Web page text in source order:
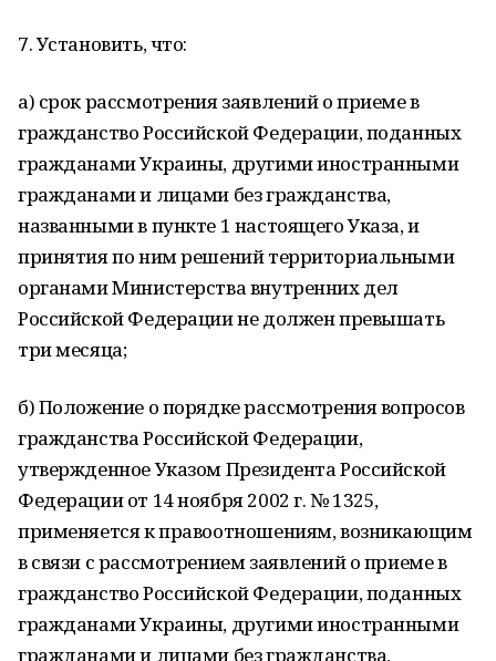
7. Установить, что:
а) срок рассмотрения заявлений о приеме в
гражданство Российской Федерации, поданных
гражданами Украины, другими иностранными
гражданами и лицами без гражданства,
названными в пункте 1 настоящего Указа, и
принятия по ним решений территориальными
органами Министерства внутренних дел
Российской Федерации не должен превышать
три месяца;
б) Положение о порядке рассмотрения вопросов
гражданства Российской Федерации,
утвержденное Указом Президента Российской
Федерации от 14 ноября 2002 г. № 1325,
применяется к правоотношениям, возникающим
в связи с рассмотрением заявлений о приеме в
гражданство Российской Федерации, поданных
гражданами Украины, другими иностранными
гражданами и лицами без гражданства,